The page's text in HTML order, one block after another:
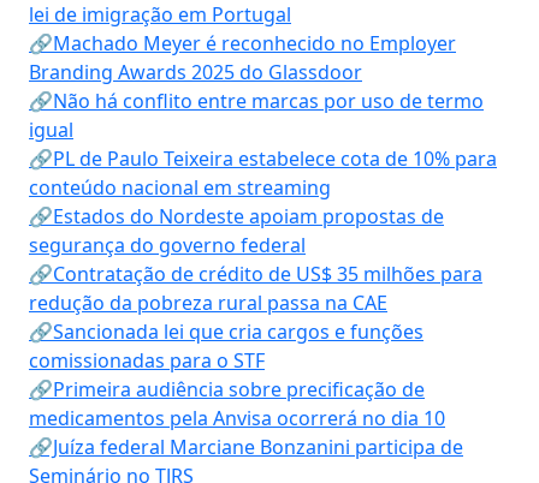
lei de imigração em Portugal
🔗Machado Meyer é reconhecido no Employer
Branding Awards 2025 do Glassdoor
🔗Não há conflito entre marcas por uso de termo
igual
🔗PL de Paulo Teixeira estabelece cota de 10% para
conteúdo nacional em streaming
🔗Estados do Nordeste apoiam propostas de
segurança do governo federal
🔗Contratação de crédito de US$ 35 milhões para
redução da pobreza rural passa na CAE
🔗Sancionada lei que cria cargos e funções
comissionadas para o STF
🔗Primeira audiência sobre precificação de
medicamentos pela Anvisa ocorrerá no dia 10
🔗Juíza federal Marciane Bonzanini participa de
Seminário no TJRS